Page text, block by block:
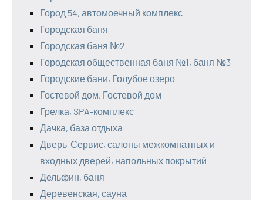
Город 54, автомоечный комплекс
Городская баня
Городская баня №2
Городская общественная баня №1, баня №3
Городские бани, Голубое озеро
Гостевой дом, Гостевой дом
Грелка, SPA-комплекс
Дачка, база отдыха
Дверь-Сервис, салоны межкомнатных и
входных дверей, напольных покрытий
Дельфин, баня
Деревенская, сауна